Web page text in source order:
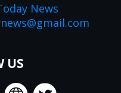
News
US